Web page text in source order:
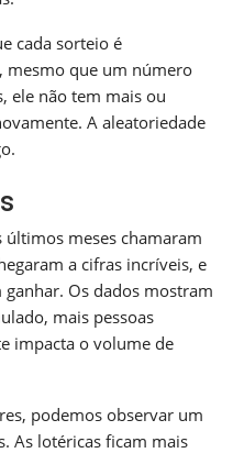
cada sorteio é
mesmo que um número
ele não tem mais ou
A aleatoriedade
últimos meses chamaram
a cifras incríveis, e
Os dados mostram
mais pessoas
impacta o volume de
podemos observar um
As lotéricas ficam mais